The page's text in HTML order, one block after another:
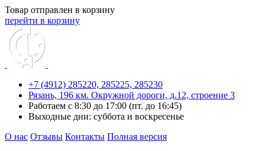
Товар отправлен в корзину
перейти в корзину
+7 (4912) 285220, 285225, 285230
Рязань, 196 км. Окружной дороги, д.12, строение 3
Работаем с 8:30 до 17:00 (пт. до 16:45)
Выходные дни: суббота и воскресенье
О нас Отзывы Контакты Полная версия